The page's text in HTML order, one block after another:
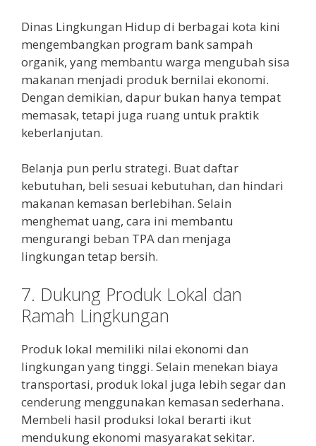
Dinas Lingkungan Hidup di berbagai kota kini
mengembangkan program bank sampah
organik, yang membantu warga mengubah sisa
makanan menjadi produk bernilai ekonomi.
Dengan demikian, dapur bukan hanya tempat
memasak, tetapi juga ruang untuk praktik
keberlanjutan.
Belanja pun perlu strategi. Buat daftar
kebutuhan, beli sesuai kebutuhan, dan hindari
makanan kemasan berlebihan. Selain
menghemat uang, cara ini membantu
mengurangi beban TPA dan menjaga
lingkungan tetap bersih.
7. Dukung Produk Lokal dan
Ramah Lingkungan
Produk lokal memiliki nilai ekonomi dan
lingkungan yang tinggi. Selain menekan biaya
transportasi, produk lokal juga lebih segar dan
cenderung menggunakan kemasan sederhana.
Membeli hasil produksi lokal berarti ikut
mendukung ekonomi masyarakat sekitar.